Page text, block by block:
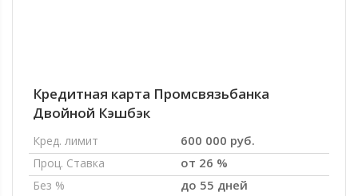
Кредитная карта Промсвязьбанка
Двойной Кэшбэк
Кред. лимит 600 000 руб.
Проц. Ставка от 26 %
Без % до 55 дней